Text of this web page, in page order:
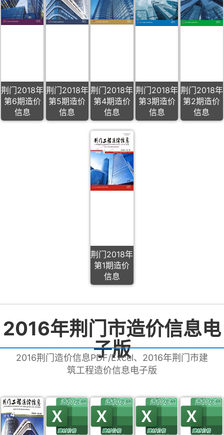
荆门2018年
第6期造价
信息
荆门2018年
第5期造价
信息
荆门2018年
第4期造价
信息
荆门2018年
第3期造价
信息
荆门2018年
第2期造价
信息
荆门2018年
第1期造价
信息
2016年荆门市造价信息电
子版
2016荆门造价信息PDF/Excel、2016年荆门市建
筑工程造价信息电子版